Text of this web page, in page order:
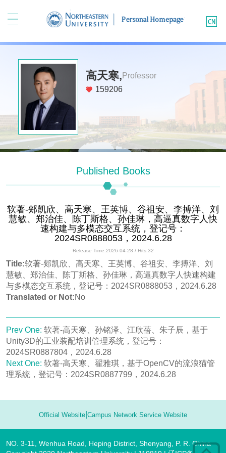
高天寒, Professor
159206
Published Books
软著-郏凯欣、高天寒、王英博、谷祖安、李搏洋、刘
慧敏、郑治佳、陈丁斯格、孙佳琳，高逼真数字人快
速构建与多模态交互系统，登记号：
2024SR0888053，2024.6.28
Release Time:2026-04-28 / Hits:32
Title:软著-郏凯欣、高天寒、王英博、谷祖安、李搏洋、刘
慧敏、郑治佳、陈丁斯格、孙佳琳，高逼真数字人快速构建
与多模态交互系统，登记号：2024SR0888053，2024.6.28
Translated or Not:No
Prev One: 软著-高天寒、孙铭泽、江欣蓓、朱子辰，基于
Unity3D的工业装配培训管理系统，登记号：
2024SR0887804，2024.6.28
Next One: 软著-高天寒、翟雅琪，基于OpenCV的流浪猫管
理系统，登记号：2024SR0887799，2024.6.28
Official Website Campus Network Service Website
NO. 3-11, Wenhua Road, Heping District, Shenyang, P. R. China